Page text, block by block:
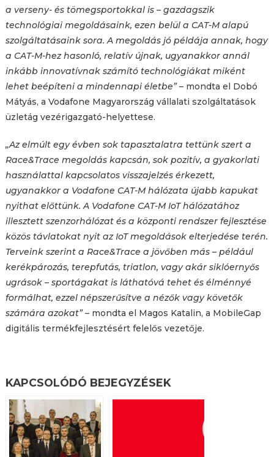
a verseny- és tömegsportokkal is – gazdagszik
technológiai megoldásaink, ezen belül a CAT-M alapú
szolgáltatásaink sora. A megoldás jó példája annak, hogy
a CAT-M-hez hasonló, relatív újnak, ugyanakkor annál
inkább innovatívnak számító technológiákat miként
lehet beépíteni a mindennapi életbe”– mondta el Dobó
Mátyás, a Vodafone Magyarország vállalati szolgáltatások
üzletág vezérigazgató-helyettese.
„Az elmúlt egy évben sok tapasztalatra tettünk szert a
Race&Trace megoldás kapcsán, sok pozitív, a gyakorlati
használattal kapcsolatos visszajelzés érkezett,
ugyanakkor a Vodafone CAT-M hálózata újabb kapukat
nyithat előttünk. A Vodafone CAT-M IoT hálózatához
illesztett szenzorhálózat és a központi rendszer fejlesztése
közös távlatokat nyit az IoT megoldások elterjedése terén.
Terveink szerint a Race&Trace a jövőben más – például
kerékpározás, terepfutás, triatlon, vagy akár siklóernyős
ugrások – sportágakat is láthatóvá tehet és élménnyé
formálhat, ezzel népszerűsítve a nézők vagy követők
számára azokat”– mondta el Magos Katalin, a MobileGap
digitális termékfejlesztésért felelős vezetője.
KAPCSOLÓDÓ BEJEGYZÉSEK